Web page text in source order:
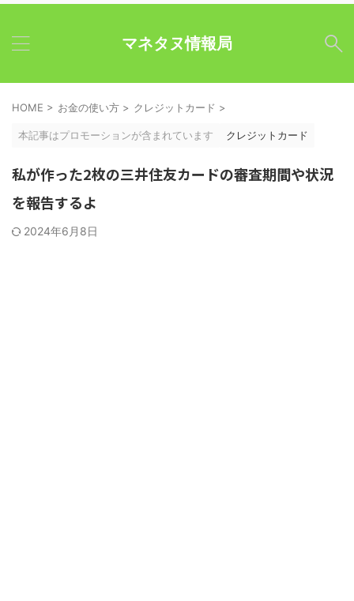
マネタヌ情報局
HOME > お金の使い方 > クレジットカード >
本記事はプロモーションが含まれています クレジットカード
私が作った2枚の三井住友カードの審査期間や状況
を報告するよ
2024年6月8日